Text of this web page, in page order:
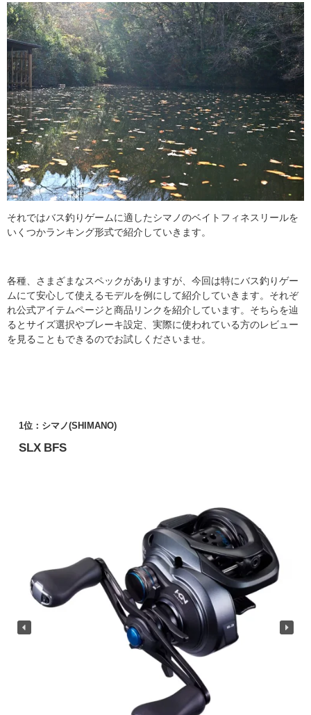
それではバス釣りゲームに適したシマノのベイトフィネスリールを
いくつかランキング形式で紹介していきます。
各種、さまざまなスペックがありますが、今回は特にバス釣りゲー
ムにて安心して使えるモデルを例にして紹介していきます。それぞ
れ公式アイテムページと商品リンクを紹介しています。そちらを辿
るとサイズ選択やブレーキ設定、実際に使われている方のレビュー
を見ることもできるのでお試しくださいませ。
1位：シマノ(SHIMANO)
SLX BFS